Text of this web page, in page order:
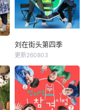
台搬到了阳光明媚
的冲绳，来自日本
各地的暴走族与不
校。他们将带着各
自复杂的过去在海
不仅直面碰撞的火
花与羁绊，也在真
挚的恋爱中寻求“人
生重启”的蜕变。
刘在街头第四季
刘在街头第四季
更新260803